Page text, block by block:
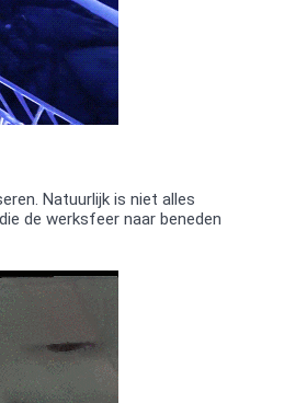
Natuurlijk is niet alles
de werksfeer naar beneden